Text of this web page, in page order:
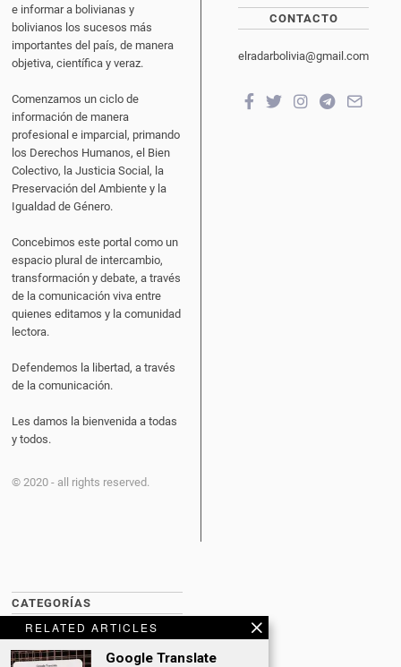
RELATED ARTICLES
Google Translate
e informar a bolivianas y
bolivianos los sucesos más
importantes del país, de manera
objetiva, científica y veraz.
Comenzamos un ciclo de
información de manera
profesional e imparcial, primando
los Derechos Humanos, el Bien
Colectivo, la Justicia Social, la
Preservación del Ambiente y la
Igualdad de Género.
Concebimos este portal como un
espacio plural de intercambio,
transformación y debate, a través
de la comunicación viva entre
quienes editamos y la comunidad
lectora.
Defendemos la libertad, a través
de la comunicación.
Les damos la bienvenida a todas
y todos.
© 2020 - all rights reserved.
CONTACTO
elradarbolivia@gmail.com
CATEGORÍAS
BITCOIN NEWS